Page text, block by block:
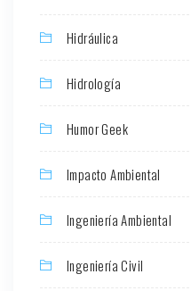
Hidráulica
Hidrología
Humor Geek
Impacto Ambiental
Ingeniería Ambiental
Ingeniería Civil